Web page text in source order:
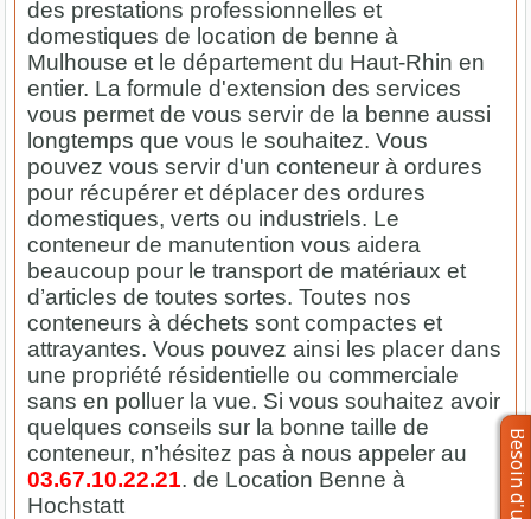
des prestations professionnelles et
domestiques de location de benne à
Mulhouse et le département du Haut-Rhin en
entier. La formule d'extension des services
vous permet de vous servir de la benne aussi
longtemps que vous le souhaitez. Vous
pouvez vous servir d'un conteneur à ordures
pour récupérer et déplacer des ordures
domestiques, verts ou industriels. Le
conteneur de manutention vous aidera
beaucoup pour le transport de matériaux et
d’articles de toutes sortes. Toutes nos
conteneurs à déchets sont compactes et
attrayantes. Vous pouvez ainsi les placer dans
une propriété résidentielle ou commerciale
sans en polluer la vue. Si vous souhaitez avoir
quelques conseils sur la bonne taille de
conteneur, n’hésitez pas à nous appeler au
03.67.10.22.21. de Location Benne à
Hochstatt